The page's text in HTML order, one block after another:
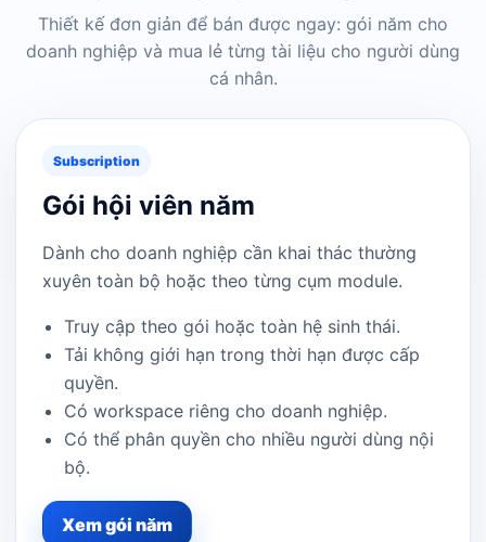
Thiết kế đơn giản để bán được ngay: gói năm cho
doanh nghiệp và mua lẻ từng tài liệu cho người dùng
cá nhân.
Subscription
Gói hội viên năm
Dành cho doanh nghiệp cần khai thác thường
xuyên toàn bộ hoặc theo từng cụm module.
Truy cập theo gói hoặc toàn hệ sinh thái.
Tải không giới hạn trong thời hạn được cấp
quyền.
Có workspace riêng cho doanh nghiệp.
Có thể phân quyền cho nhiều người dùng nội
bộ.
Xem gói năm